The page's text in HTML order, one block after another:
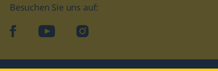
Besuchen Sie uns auf:
facebookYouTube Instagram